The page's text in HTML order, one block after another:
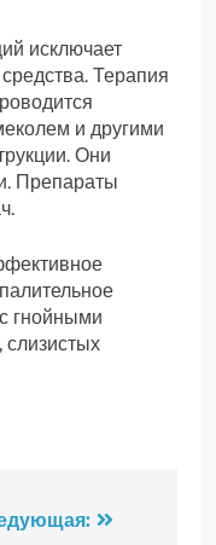
исключает
Терапия
и другими
Они
Препараты
гнойными